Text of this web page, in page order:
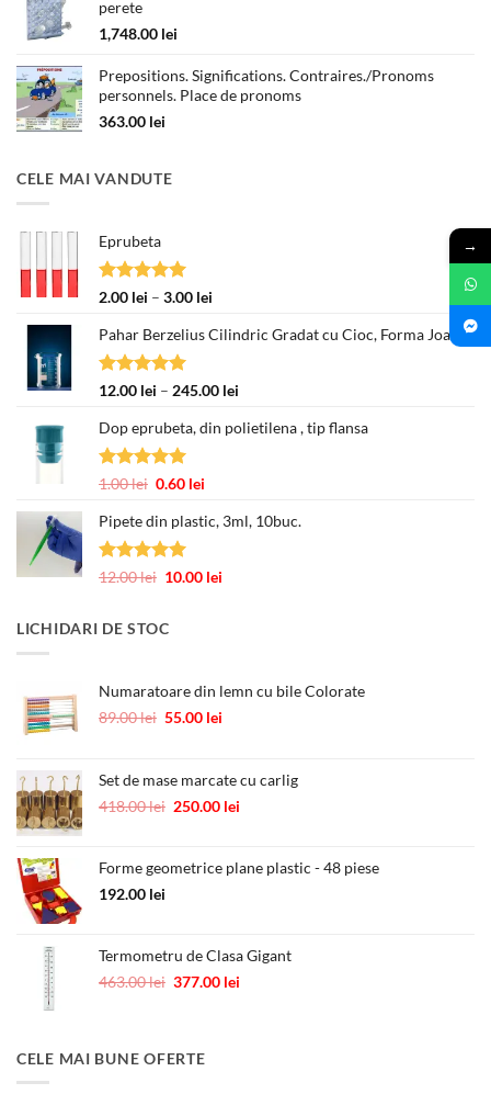
perete
1,748.00 lei
Prepositions. Significations. Contraires./Pronoms
personnels. Place de pronoms
363.00 lei
CELE MAI VANDUTE
Eprubeta
Evaluat la
2.00 lei – 3.00 lei
prețuri:
la
3.00 lei
Pahar Berzelius Cilindric Gradat cu Cioc, Forma Joasa
Evaluat la
12.00 lei – 245.00 lei
prețuri:
245.00 lei
Dop eprubeta, din polietilena , tip flansa
Evaluat la
1.00lei Prețul
a
fost:
0.60 lei
este:
Pipete din plastic, 3ml, 10buc.
Evaluat la
12.00lei Prețul
fost:
10.00 lei
LICHIDARI DE STOC
Numaratoare din lemn cu bile Colorate
89.00lei Prețul
fost:
89.00 lei.
55.00 lei
55.00 lei.
Set de mase marcate cu carlig
418.00lei Prețul
fost:
250.00 lei
250.00 lei.
Forme geometrice plane plastic - 48 piese
192.00 lei
Termometru de Clasa Gigant
463.00lei Prețul
463.00 lei.
377.00 lei
CELE MAI BUNE OFERTE
→